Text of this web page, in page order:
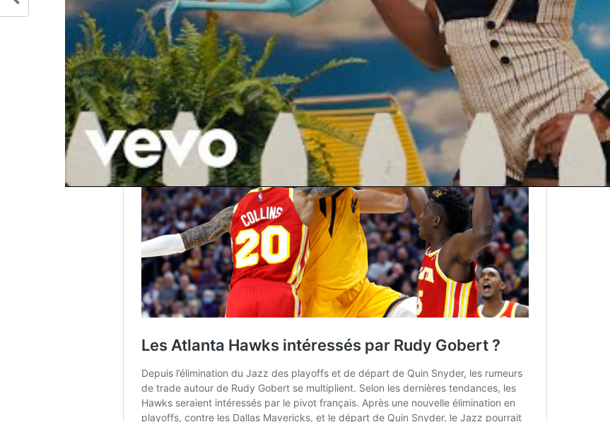
Les Warriors sont donc prêts, les Celtics aussi. Mais on ne saura que
jeudi si c’est l’expérience des joueurs de Golden State ou si c’est la
fougue des jeunes joueurs de Boston qui triomphera.